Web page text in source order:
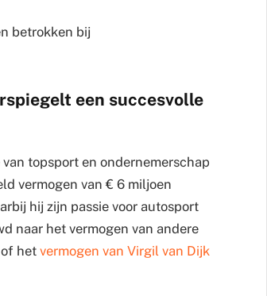
betrokken bij
een succesvolle
topsport en ondernemerschap
vermogen van € 6 miljoen
hij zijn passie voor autosport
naar het vermogen van andere
of het vermogen van Virgil van Dijk